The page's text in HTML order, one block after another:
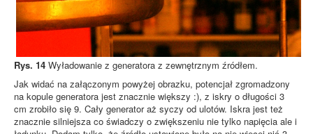
Rys. 14 Wyładowanie z generatora z zewnętrznym źródłem.
Jak widać na załączonym powyżej obrazku, potencjał zgromadzony
na kopule generatora jest znacznie większy :), z iskry o długości 3
cm zrobiło się 9. Cały generator aż syczy od ulotów. Iskra jest też
znacznie silniejsza co świadczy o zwiększeniu nie tylko napięcia ale i